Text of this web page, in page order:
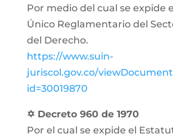
Por medio del cual se expide
Único Reglamentario del
del Derecho.
https://www.suin-
juriscol.gov.co/
id=30019870
✡ Decreto 960 de 1970
Por el cual se expide el